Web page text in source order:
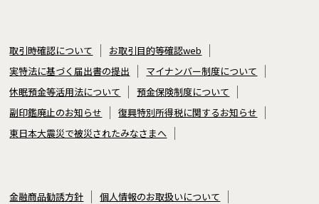
取引時確認について
お取引目的等確認web
実特法に基づく届出書の提出
マイナンバー制度について
休眠預金等活用法について
預金保険制度について
副印鑑廃止のお知らせ
復興特別所得税に関するお知らせ
東日本大震災で被災されたみなさまへ
金融商品勧誘方針
個人情報のお取扱いについて